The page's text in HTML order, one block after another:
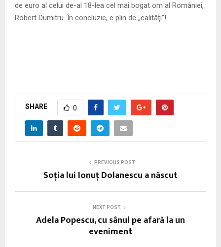
de euro al celui de-al 18-lea cel mai bogat om al României,
Robert Dumitru. În concluzie, e plin de „calităţi”!
SHARE 0
PREVIOUS POST
Soţia lui Ionuţ Dolanescu a născut
NEXT POST
Adela Popescu, cu sânul pe afară la un
eveniment